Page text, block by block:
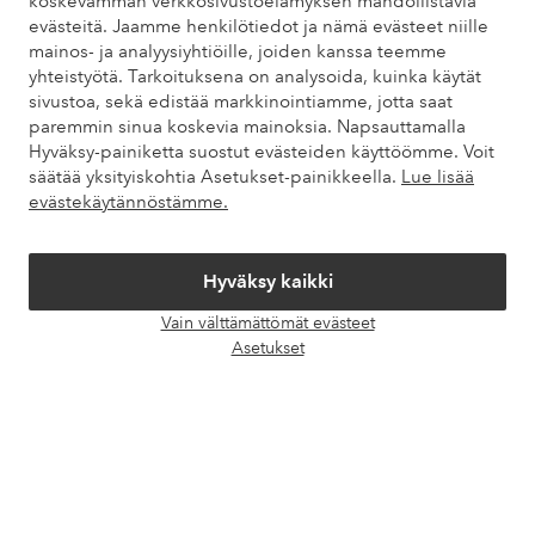
evästeitä. Jaamme henkilötiedot ja nämä evästeet niille
mainos- ja analyysiyhtiöille, joiden kanssa teemme
yhteistyötä. Tarkoituksena on analysoida, kuinka käytät
sivustoa, sekä edistää markkinointiamme, jotta saat
paremmin sinua koskevia mainoksia. Napsauttamalla
Hyväksy-painiketta suostut evästeiden käyttöömme. Voit
säätää yksityiskohtia Asetukset-painikkeella. Lue lisää
evästekäytännöstämme.
Hyväksy kaikki
Vain välttämättömät evästeet
Asetukset
Omat sivut
Tietoa Elloksesta
Palvelumme
Ystävät